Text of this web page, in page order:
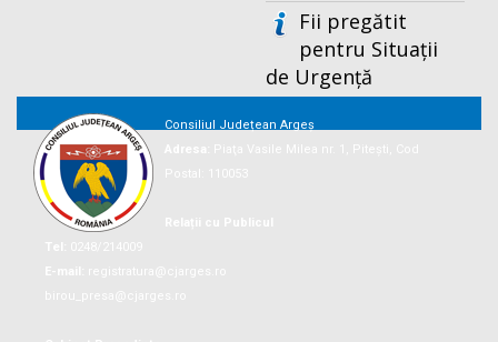
Fii pregătit
pentru Situații
de Urgență
Consiliul Județean Argeș